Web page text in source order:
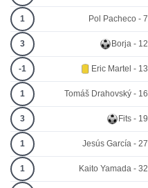
1 Pol Pacheco - 7
3 Borja - 12
-1 Eric Martel - 13
1 Tomáš Drahovský - 16
3 Fits - 19
1 Jesús García - 27
1 Kaito Yamada - 32